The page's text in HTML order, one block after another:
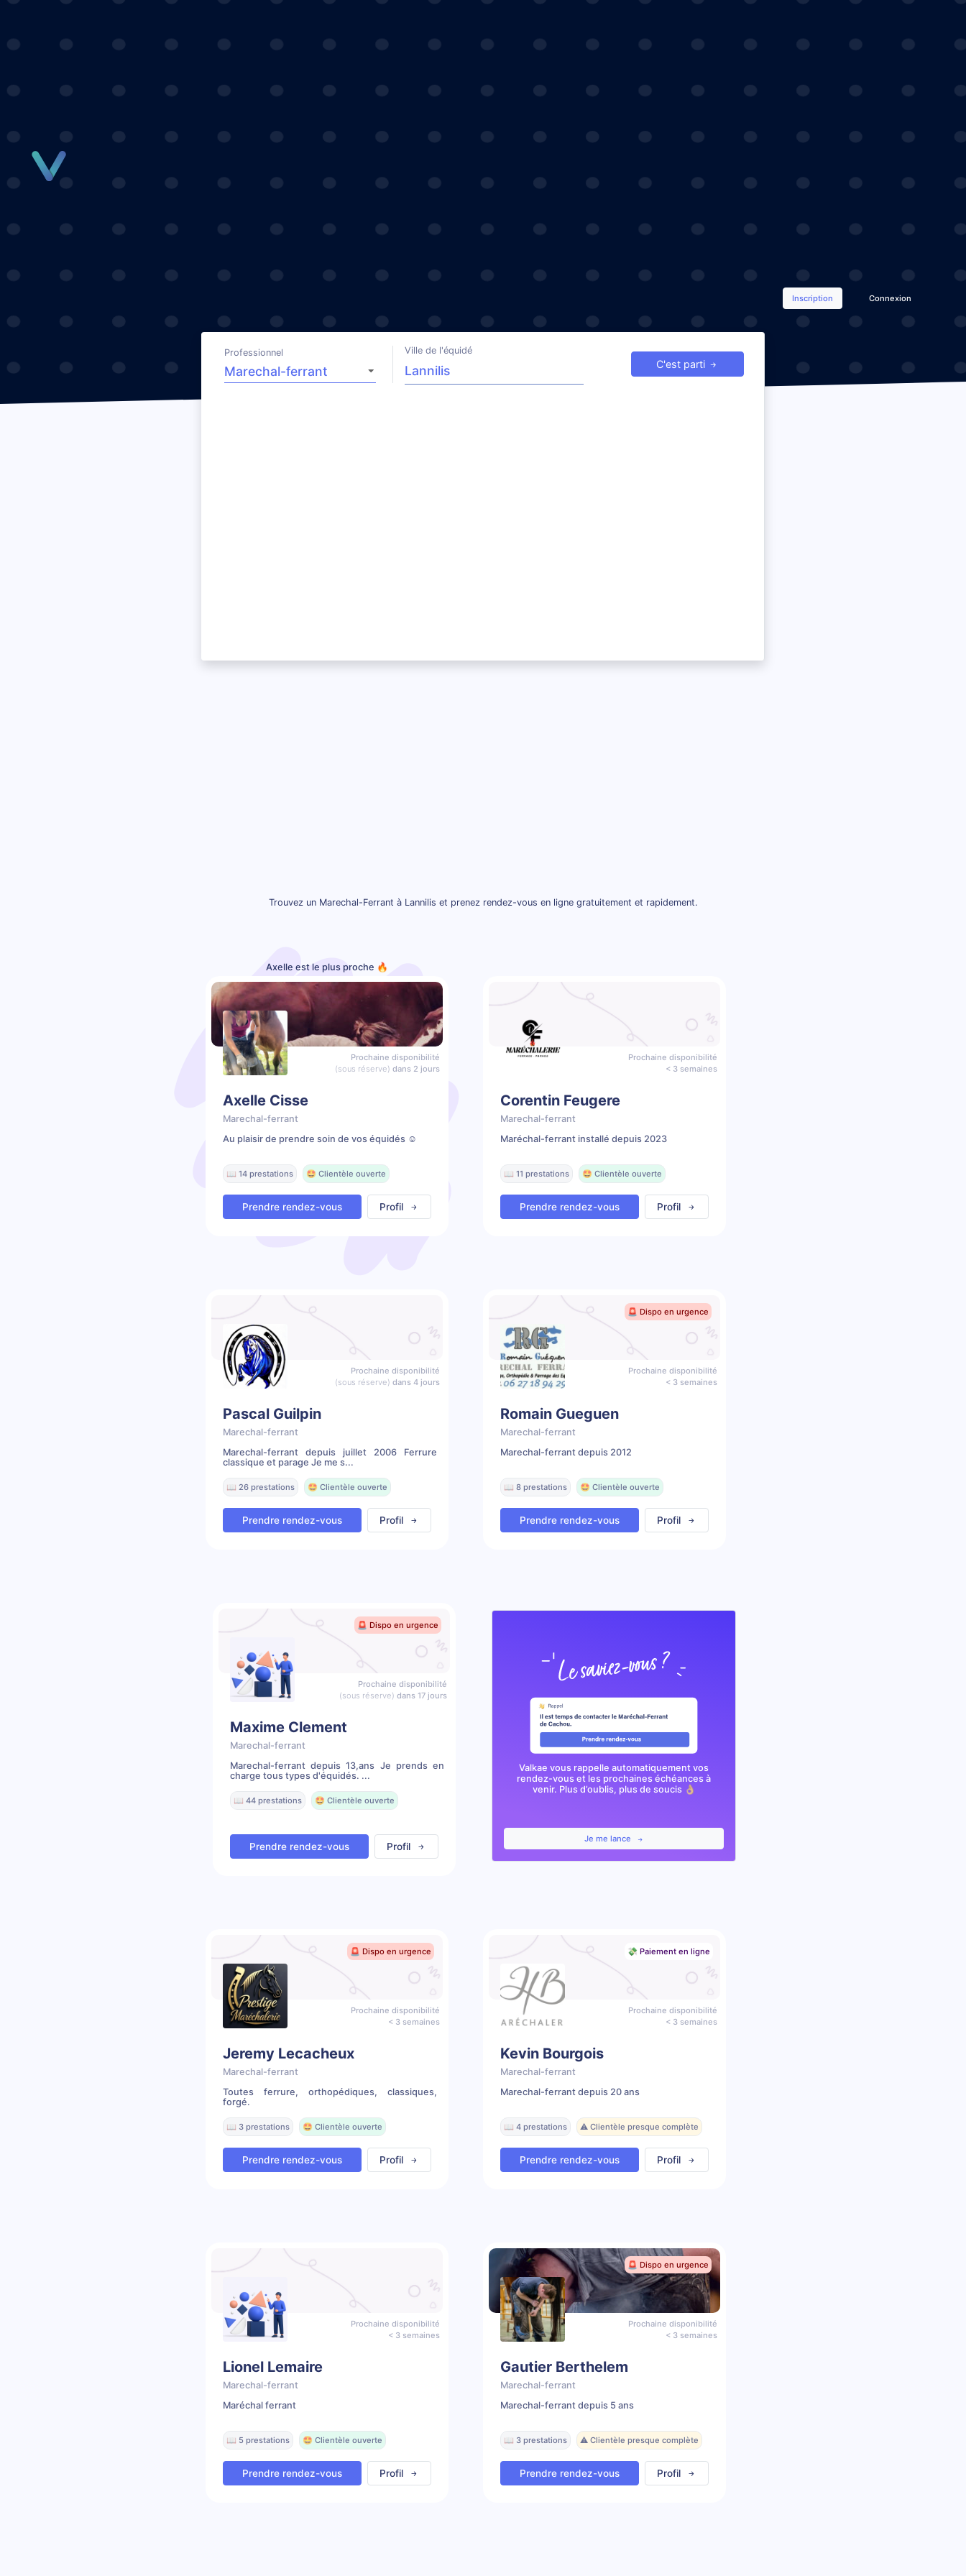
Inscription Connexion
Professionnel Ville de l'équidé
C'est parti
Trouvez un Marechal-Ferrant à Lannilis et prenez rendez-vous en ligne gratuitement et rapidement.
Axelle est le plus proche 🔥
Prochaine disponibilité
(sous réserve) dans 2 jours
Axelle Cisse
Marechal-ferrant
Au plaisir de prendre soin de vos équidés ☺️
📖 14 prestations 🤩 Clientèle ouverte
Prendre rendez-vous Profil
Prochaine disponibilité
< 3 semaines
Corentin Feugere
Marechal-ferrant
Maréchal-ferrant installé depuis 2023
📖 11 prestations 🤩 Clientèle ouverte
Prendre rendez-vous Profil
Prochaine disponibilité
(sous réserve) dans 4 jours
Pascal Guilpin
Marechal-ferrant
Marechal-ferrant depuis juillet 2006 Ferrure
classique et parage Je me s...
📖 26 prestations 🤩 Clientèle ouverte
Prendre rendez-vous Profil
🚨 Dispo en urgence
Prochaine disponibilité
< 3 semaines
Romain Gueguen
Marechal-ferrant
Marechal-ferrant depuis 2012
📖 8 prestations 🤩 Clientèle ouverte
Prendre rendez-vous Profil
🚨 Dispo en urgence
Prochaine disponibilité
(sous réserve) dans 17 jours
Maxime Clement
Marechal-ferrant
Marechal-ferrant depuis 13,ans Je prends en
charge tous types d'équidés. ...
📖 44 prestations 🤩 Clientèle ouverte
Prendre rendez-vous Profil
Valkae vous rappelle automatiquement vos
rendez-vous et les prochaines échéances à
venir. Plus d’oublis, plus de soucis 👌🏼
Je me lance
🚨 Dispo en urgence
Prochaine disponibilité
< 3 semaines
Jeremy Lecacheux
Marechal-ferrant
Toutes ferrure, orthopédiques, classiques,
forgé.
📖 3 prestations 🤩 Clientèle ouverte
Prendre rendez-vous Profil
💸 Paiement en ligne
Prochaine disponibilité
< 3 semaines
Kevin Bourgois
Marechal-ferrant
Marechal-ferrant depuis 20 ans
📖 4 prestations ⚠️ Clientèle presque complète
Prendre rendez-vous Profil
Prochaine disponibilité
< 3 semaines
Lionel Lemaire
Marechal-ferrant
Maréchal ferrant
📖 5 prestations 🤩 Clientèle ouverte
Prendre rendez-vous Profil
🚨 Dispo en urgence
Prochaine disponibilité
< 3 semaines
Gautier Berthelem
Marechal-ferrant
Marechal-ferrant depuis 5 ans
📖 3 prestations ⚠️ Clientèle presque complète
Prendre rendez-vous Profil